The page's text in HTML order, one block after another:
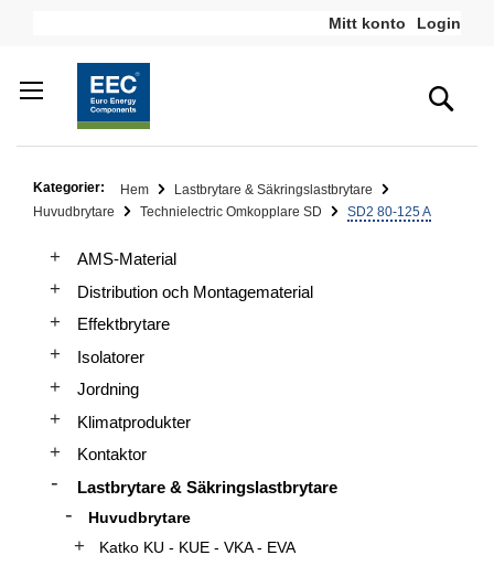
Mitt konto Login
Kategorier: Hem
Lastbrytare & Säkringslastbrytare
Huvudbrytare
Technielectric Omkopplare SD SD2 80-125 A
AMS-Material
Distribution och Montagematerial
Effektbrytare
Isolatorer
Jordning
Klimatprodukter
Kontaktor
Lastbrytare & Säkringslastbrytare
Huvudbrytare
Katko KU - KUE - VKA - EVA